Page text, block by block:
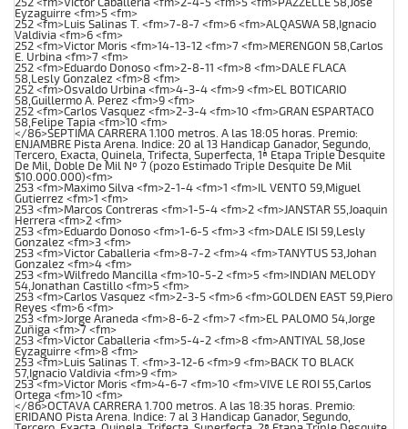
Eyzaguirre <fm>5 <fm>
252 <fm>Luis Salinas T. <fm>7-8-7 <fm>6 <fm>ALQASWA 58,Ignacio
Valdivia <fm>6 <fm>
252 <fm>Victor Moris <fm>14-13-12 <fm>7 <fm>MERENGON 58,Carlos
E. Urbina <fm>7 <fm>
252 <fm>Eduardo Donoso <fm>2-8-11 <fm>8 <fm>DALE FLACA
58,Lesly Gonzalez <fm>8 <fm>
252 <fm>Osvaldo Urbina <fm>4-3-4 <fm>9 <fm>EL BOTICARIO
58,Guillermo A. Perez <fm>9 <fm>
252 <fm>Carlos Vasquez <fm>2-3-4 <fm>10 <fm>GRAN ESPARTACO
58,Felipe Tapia <fm>10 <fm>
</86>SEPTIMA CARRERA 1.100 metros. A las 18:05 horas. Premio:
ENJAMBRE Pista Arena. Indice: 20 al 13 Handicap Ganador, Segundo,
Tercero, Exacta, Quinela, Trifecta, Superfecta, 1ª Etapa Triple Desquite
De Mil, Doble De Mil Nº 7 (pozo Estimado Triple Desquite De Mil
$10.000.000)<fm>
253 <fm>Maximo Silva <fm>2-1-4 <fm>1 <fm>IL VENTO 59,Miguel
Gutierrez <fm>1 <fm>
253 <fm>Marcos Contreras <fm>1-5-4 <fm>2 <fm>JANSTAR 55,Joaquin
Herrera <fm>2 <fm>
253 <fm>Eduardo Donoso <fm>1-6-5 <fm>3 <fm>DALE ISI 59,Lesly
Gonzalez <fm>3 <fm>
253 <fm>Victor Caballeria <fm>8-7-2 <fm>4 <fm>TANYTUS 53,Johan
Gonzalez <fm>4 <fm>
253 <fm>Wilfredo Mancilla <fm>10-5-2 <fm>5 <fm>INDIAN MELODY
54,Jonathan Castillo <fm>5 <fm>
253 <fm>Carlos Vasquez <fm>2-3-5 <fm>6 <fm>GOLDEN EAST 59,Piero
Reyes <fm>6 <fm>
253 <fm>Jorge Araneda <fm>8-6-2 <fm>7 <fm>EL PALOMO 54,Jorge
Zuñiga <fm>7 <fm>
253 <fm>Victor Caballeria <fm>5-4-2 <fm>8 <fm>ANTIYAL 58,Jose
Eyzaguirre <fm>8 <fm>
253 <fm>Luis Salinas T. <fm>3-12-6 <fm>9 <fm>BACK TO BLACK
57,Ignacio Valdivia <fm>9 <fm>
253 <fm>Victor Moris <fm>4-6-7 <fm>10 <fm>VIVE LE ROI 55,Carlos
Ortega <fm>10 <fm>
</86>OCTAVA CARRERA 1.700 metros. A las 18:35 horas. Premio:
ERIDANO Pista Arena. Indice: 7 al 3 Handicap Ganador, Segundo,